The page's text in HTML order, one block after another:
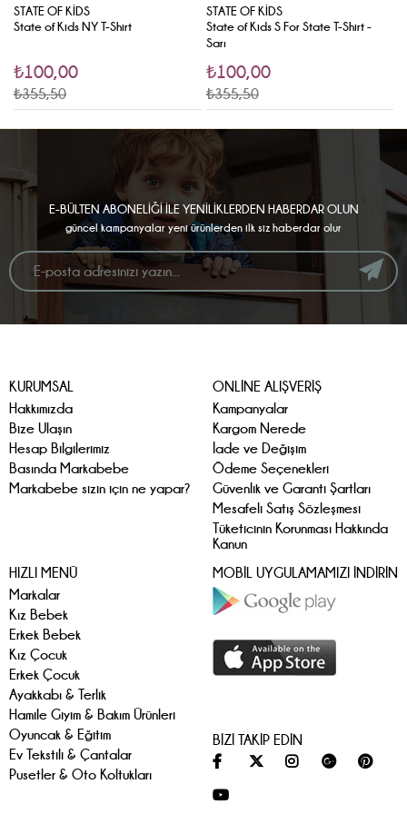
STATE OF KIDS
State of Kids NY T-Shirt
₺100,00
₺355,50
STATE OF KIDS
State of Kids S For State T-Shirt -
Sarı
₺100,00
₺355,50
E-BÜLTEN ABONELİĞİ İLE YENİLİKLERDEN HABERDAR OLUN
güncel kampanyalar yeni ürünlerden ilk siz haberdar olur
KURUMSAL
Hakkımızda
Bize Ulaşın
Hesap Bilgilerimiz
Basında Markabebe
Markabebe sizin için ne yapar?
ONLİNE ALIŞVERİŞ
Kampanyalar
Kargom Nerede
İade ve Değişim
Ödeme Seçenekleri
Güvenlik ve Garanti Şartları
Mesafeli Satış Sözleşmesi
Tüketicinin Korunması Hakkında
Kanun
HIZLI MENÜ
Markalar
Kız Bebek
Erkek Bebek
Kız Çocuk
Erkek Çocuk
Ayakkabı & Terlik
Hamile Giyim & Bakım Ürünleri
Oyuncak & Eğitim
Ev Tekstili & Çantalar
Pusetler & Oto Koltukları
MOBİL UYGULAMAMIZI İNDİRİN
BİZİ TAKİP EDİN